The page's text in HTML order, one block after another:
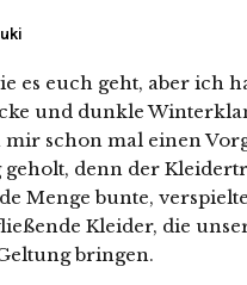
es euch geht, aber ich
und dunkle
mir schon mal einen
denn der
Menge bunte,
Kleider, die
bringen.